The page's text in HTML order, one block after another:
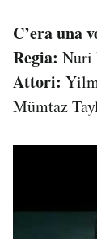
C’era una
Regia: Nuri
Attori:
Mümtaz